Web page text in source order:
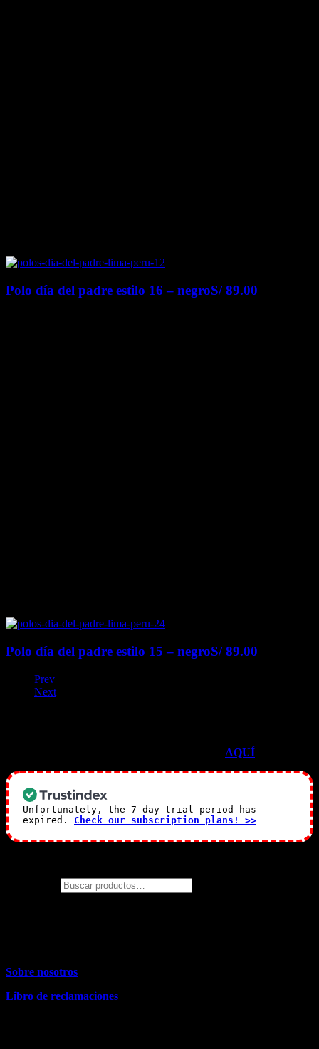
Polo día del padre estilo 16 – negroS/89.00
Polo día del padre estilo 15 – negroS/89.00
Prev
Next
AQUÍ
Unfortunately, the 7-day trial period has
expired. Check our subscription plans! >>
Sobre nosotros
Libro de reclamaciones